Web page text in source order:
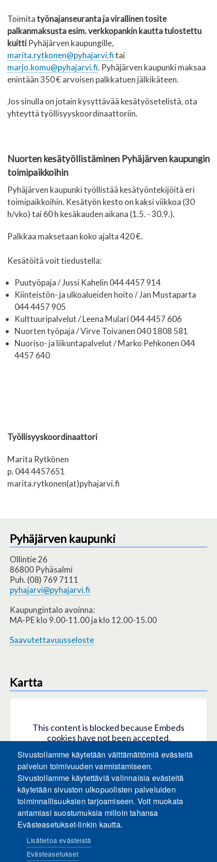
Toimitatyönajanseuranta ja virallinen tosite
palkanmaksusta esim. verkkopankin kautta tulostettu
kuitti Pyhäjärven kaupungille,
marita.rytkonen@pyhajarvi.fitai
marjo.komu@pyhajarvi.fi. Pyhäjärven kaupunki maksaa
enintään 350 € arvoisen palkkatuen jälkikäteen.
Jos sinulla on jotain kysyttävää kesätyösetelistä, ota
yhteyttä työllisyyskoordinaattoriin.
Nuorten kesätyöllistäminen Pyhäjärven kaupungin
toimipaikkoihin
Pyhäjärven kaupunki työllistää kesätyöntekijöitä eri
toimipaikkoihin. Kesätyön kesto on kaksi viikkoa (30
h/vko) tai 60 h kesäkauden aikana (1.5. - 30.9.).
Palkkaa maksetaan koko ajalta 420 €.
Kesätöitä voit tiedustella:
Puutyöpaja / Jussi Kahelin 044 4457 914
Kiinteistön- ja ulkoalueiden hoito / Jan Mustaparta
044 4457 905
Kulttuuripalvelut / Leena Mulari044 4457 606
Nuorten työpaja / Virve Toivanen 040 1808 581
Nuoriso- ja liikuntapalvelut / Marko Pehkonen 044
4457 640
Työllisyyskoordinaattori
Marita Rytkönen
p. 044 4457651
marita.rytkonen(at)pyhajarvi.fi
Pyhäjärven kaupunki
Ollintie 26
86800 Pyhäsalmi
Puh. (08) 769 7111
pyhajarvi@pyhajarvi.fi
Kaupungintalo avoinna:
MA-PE klo 9.00-11.00 ja klo 12.00-15.00
Saavutettavuusseloste
Kartta
This content is blocked because Embeds
cookies have not been accepted.
HYVÄKSY KAIKKI EVÄSTEET
Only accept Embeds cookies
Sosiaalinen media
Sivustollamme käytetään välttämättömiä evästeitä
palvelun toimivuuden varmistamiseen.
Sivustollamme käytettäviä valinnaisia evästeitä
käytetään sivuston ulkopuolisten palveluiden
toiminnallisuuksien tarjoamiseen. Voit muokata
antamiasi suostumuksia milloin tahansa
Evästeasetukset-linkin kautta.
Lisätietoa evästeistä
Evästeasetukset